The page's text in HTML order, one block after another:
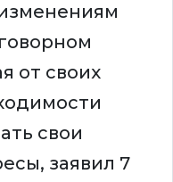
от своих
свои
заявил 7